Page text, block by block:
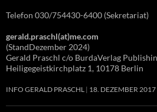
Telefon 030/754430-6400 (Sekretariat)
gerald.praschl(at)me.com
(StandDezember 2024)
Gerald Praschl c/o BurdaVerlag
Heiligegeistkirchplatz 1, 10178 Berlin
INFO GERALD PRASCHL 18. DEZEMBER 2017